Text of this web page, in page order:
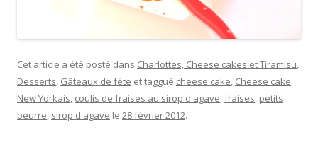
Cet article a été posté dans Charlottes, Cheese cakes et Tiramisu,
Desserts, Gâteaux de fête et taggué cheese cake, Cheese cake
New Yorkais, coulis de fraises au sirop d'agave,fraises, petits
beurre, sirop d'agave le 28 février 2012.